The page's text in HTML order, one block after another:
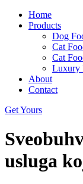
Home
Products
Dog
Cat
Cat
Luxury
About
Contact
Get Yours
usluga